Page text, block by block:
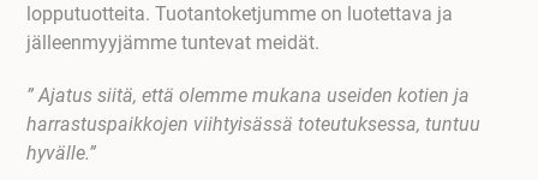
lopputuotteita. Tuotantoketjumme on luotettava ja
jälleenmyyjämme tuntevat meidät.
” Ajatus siitä, että olemme mukana useiden kotien ja
harrastuspaikkojen viihtyisässä toteutuksessa, tuntuu
hyvälle.”